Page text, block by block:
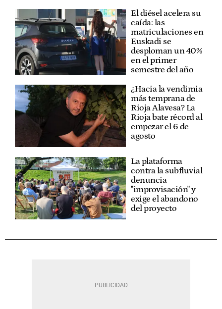
El diésel acelera su
caída: las
matriculaciones en
Euskadi se
desploman un 40%
en el primer
semestre del año
¿Hacia la vendimia
más temprana de
Rioja Alavesa? La
Rioja bate récord al
empezar el 6 de
agosto
La plataforma
contra la subfluvial
denuncia
"improvisación" y
exige el abandono
del proyecto